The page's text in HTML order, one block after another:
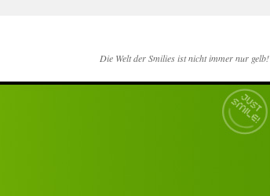
Die Welt der Smilies ist nicht immer nur gelb!